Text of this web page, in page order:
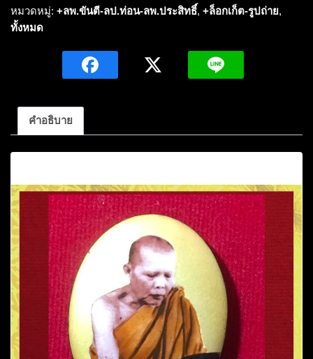
เก็ต
พิจารณา
บุญ
โร
ขวาน
ฟ้า
มหา
สิทธิ
โชค
ปี2555
ชิ้น
หมวดหมู่: +ลพ.ขันตี-ลป.ท่อน-ลพ.ประสิทธิ์, +ล็อกเก็ต-รูปถ่าย,
ทั้งหมด
คำอธิบาย